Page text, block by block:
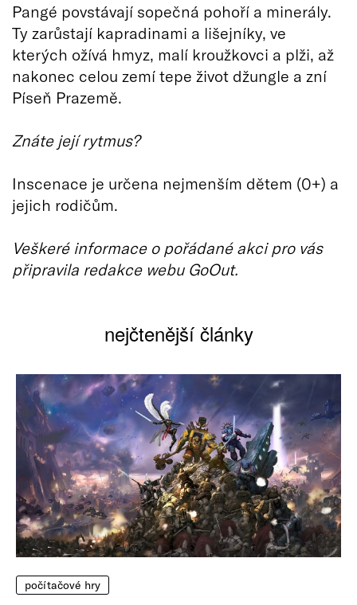
Pangé povstávají sopečná pohoří a minerály.
Ty zarůstají kapradinami a lišejníky, ve
kterých ožívá hmyz, malí kroužkovci a plži, až
nakonec celou zemí tepe život džungle a zní
Píseň Prazemě.
Znáte její rytmus?
Inscenace je určena nejmenším dětem (0+) a
jejich rodičům.
Veškeré informace o pořádané akci pro vás
připravila redakce webu GoOut.
nejčtenější články
počítačové hry